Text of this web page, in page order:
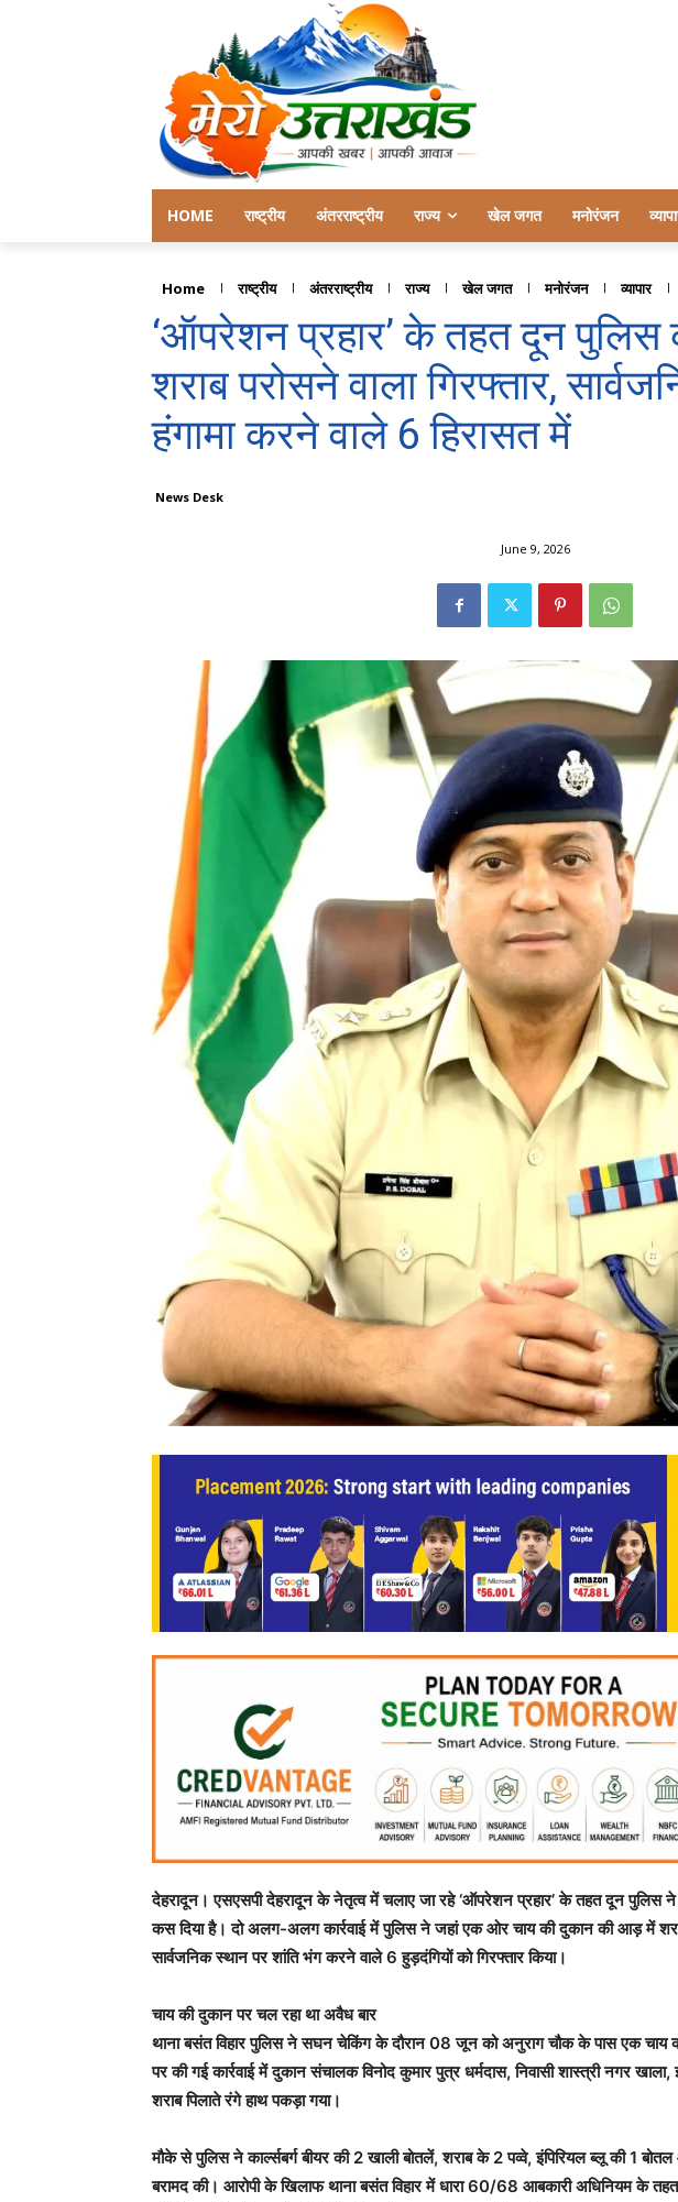
HOME राष्ट्रीय अंतरराष्ट्रीय राज्य खेल जगत मनोरंजन
Home राष्ट्रीय अंतरराष्ट्रीय राज्य खेल जगत मनोरंजन व्यापार
‘ऑपरेशन प्रहार’ के तहत दून
शराब परोसने वाला गिरफ्तार,
हंगामा करने वाले 6 हिरासत में
News Desk
June 9, 2026
देहरादून। एसएसपी देहरादून के नेतृत्व में चलाए जा रहे ‘ऑपरेशन प्रहार’ के तहत दून पुलिस
कस दिया है। दो अलग-अलग कार्रवाई में पुलिस ने जहां एक ओर चाय की दुकान की आड़ में
सार्वजनिक स्थान पर शांति भंग करने वाले 6 हुड़दंगियों को गिरफ्तार किया।
चाय की दुकान पर चल रहा था अवैध बार
थाना बसंत विहार पुलिस ने सघन चेकिंग के दौरान 08 जून को अनुराग चौक के पास एक चाय
पर की गई कार्रवाई में दुकान संचालक विनोद कुमार पुत्र धर्मदास, निवासी शास्त्री नगर खाला,
शराब पिलाते रंगे हाथ पकड़ा गया।
मौके से पुलिस ने कार्ल्सबर्ग बीयर की 2 खाली बोतलें, शराब के 2 पव्वे, इंपिरियल ब्लू की 1
बरामद की। आरोपी के खिलाफ थाना बसंत विहार में धारा 60/68 आबकारी अधिनियम के